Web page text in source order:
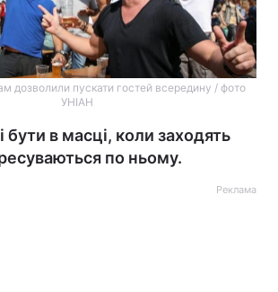
дозволили пускати гостей всередину / фото
УНІАН
бути в масці, коли заходять
по ньому.
Реклама